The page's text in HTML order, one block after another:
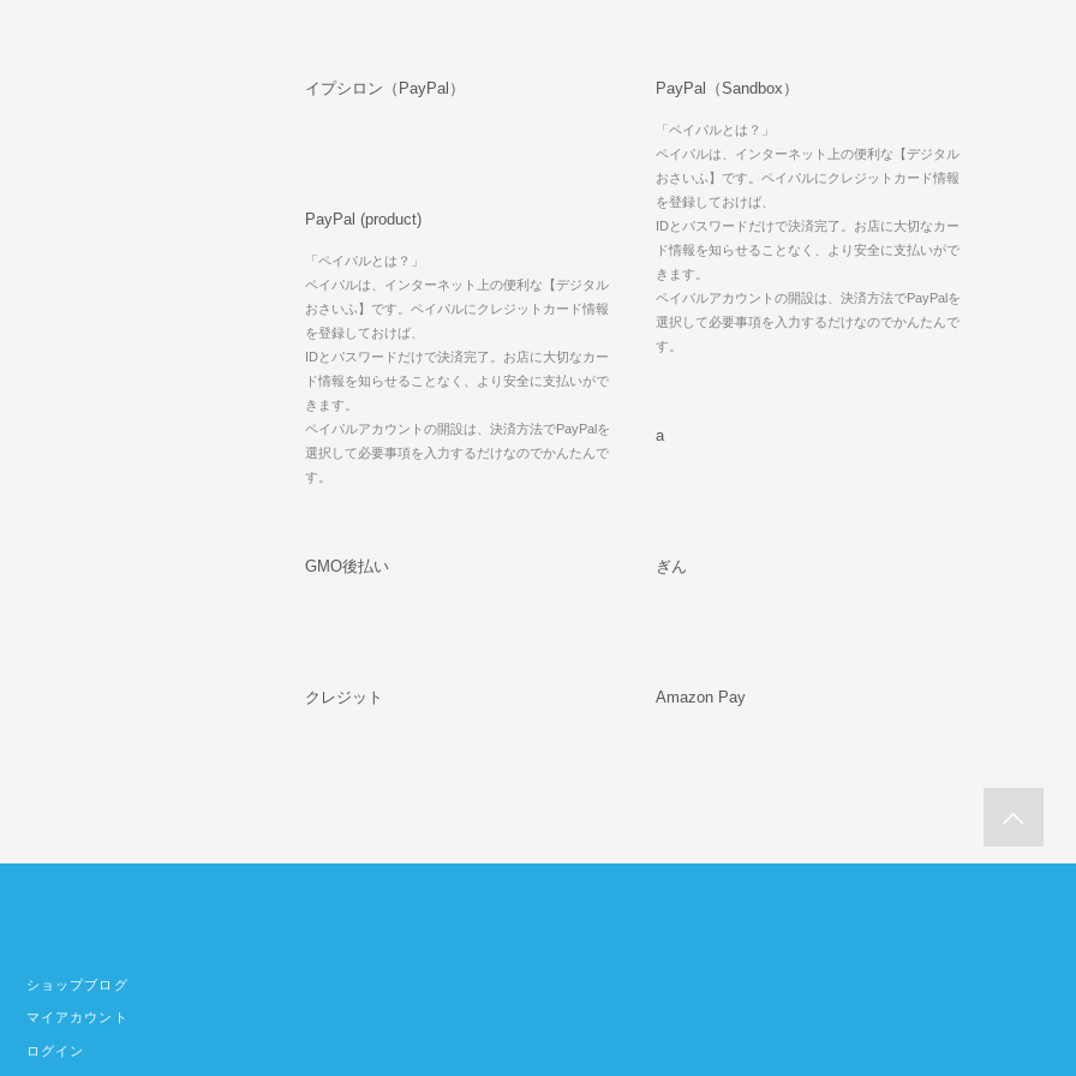
イプシロン（PayPal） PayPal（Sandbox）
「ペイパルとは？」
ペイパルは、インターネット上の便利な【デジタル
おさいふ】です。ペイパルにクレジットカード情報
を登録しておけば、
IDとパスワードだけで決済完了。お店に大切なカー
ド情報を知らせることなく、より安全に支払いがで
きます。
ペイパルアカウントの開設は、決済方法でPayPalを
選択して必要事項を入力するだけなのでかんたんで
す。
PayPal (product)
「ペイパルとは？」
ペイパルは、インターネット上の便利な【デジタル
おさいふ】です。ペイパルにクレジットカード情報
を登録しておけば、
IDとパスワードだけで決済完了。お店に大切なカー
ド情報を知らせることなく、より安全に支払いがで
きます。
ペイパルアカウントの開設は、決済方法でPayPalを
選択して必要事項を入力するだけなのでかんたんで
す。
a
GMO後払い ぎん
クレジット Amazon Pay
ショップブログ
マイアカウント
ログイン